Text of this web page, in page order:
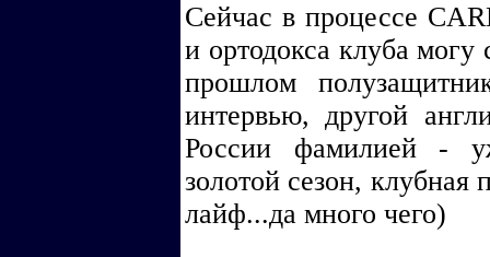
Сейчас в процессе
и ортодокса клуба могу
прошлом
интервью, другой
России фамилией -
золотой сезон,
лайф...да много чего)